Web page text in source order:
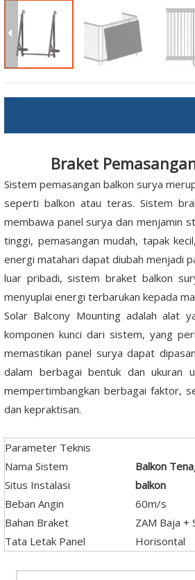
Braket
Sistem pemasangan balkon surya
seperti balkon atau teras. Sistem
membawa panel surya dan menjamin
tinggi, pemasangan mudah, tapak
energi matahari dapat diubah menjadi
luar pribadi, sistem braket balkon
menyuplai energi terbarukan kepada
Solar Balcony Mounting adalah alat
komponen kunci dari sistem, yang
memastikan panel surya dapat
dalam berbagai bentuk dan ukuran
mempertimbangkan berbagai faktor,
dan kepraktisan.
Parameter Teknis
Nama Sistem
Balkon
Situs Instalasi
balkon
Beban Angin
60m/s
Bahan Braket
ZAM Baja +
Tata Letak Panel
Horisontal